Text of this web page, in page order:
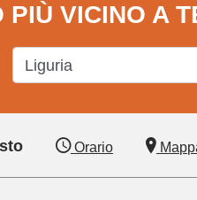
PIÙ VICINO A
Orario